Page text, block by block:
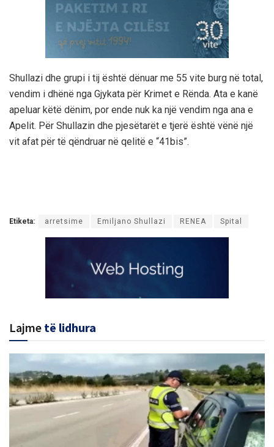
Shullazi dhe grupi i tij është dënuar me 55 vite burg në total,
vendim i dhënë nga Gjykata për Krimet e Rënda. Ata e kanë
apeluar këtë dënim, por ende nuk ka një vendim nga ana e
Apelit. Për Shullazin dhe pjesëtarët e tjerë është vënë një
vit afat për të qëndruar në qelitë e “41bis”.
Etiketa: arretsime Emiljano Shullazi RENEA Spital
Lajme të lidhura